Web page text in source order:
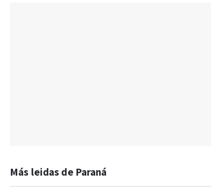
Más leidas de Paraná